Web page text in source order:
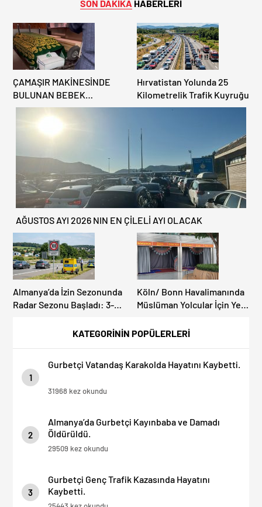
SON DAKİKA HABERLERİ
KATEGORİNİN POPÜLERLERİ
1
Gurbetçi Vatandaş Karakolda Hayatını Kaybetti.
31968 kez okundu
2
Almanya’da Gurbetçi Kayınbaba ve Damadı
Öldürüldü.
29509 kez okundu
3
Gurbetçi Genç Trafik Kazasında Hayatını
Kaybetti.
ÇAMAŞIR MAKİNESİNDE
BULUNAN BEBEK
CENAZESİ ŞOK ETTİ
Hırvatistan Yolunda 25
Kilometrelik Trafik Kuyruğu
AĞUSTOS AYI 2026 NIN EN ÇİLELİ AYI OLACAK
Almanya’da İzin Sezonunda
Radar Sezonu Başladı: 3-9
Denetimi Yapılacak!
Köln/ Bonn Havalimanında
Müslüman Yolcular İçin Yeni